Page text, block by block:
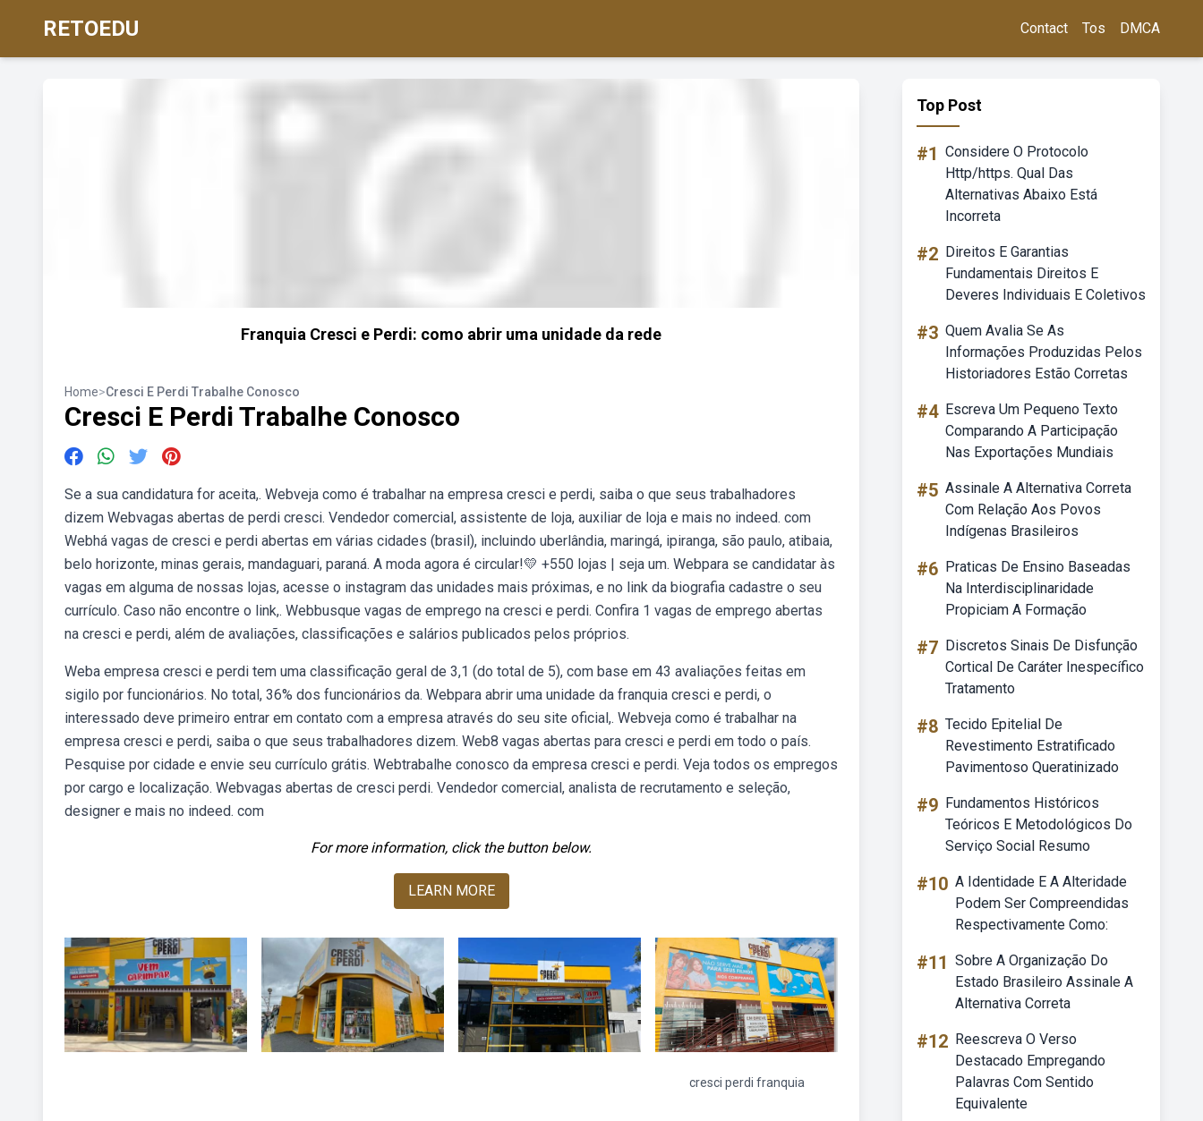
RETOEDU Contact Tos DMCA
Franquia Cresci e Perdi: como abrir uma unidade da rede
Home>Cresci E Perdi Trabalhe Conosco
Cresci E Perdi Trabalhe Conosco
Se a sua candidatura for aceita,. Webveja como é trabalhar na empresa cresci e perdi, saiba o que seus trabalhadores
dizem Webvagas abertas de perdi cresci. Vendedor comercial, assistente de loja, auxiliar de loja e mais no indeed. com
Webhá vagas de cresci e perdi abertas em várias cidades (brasil), incluindo uberlândia, maringá, ipiranga, são paulo, atibaia,
belo horizonte, minas gerais, mandaguari, paraná. A moda agora é circular!💛 +550 lojas | seja um. Webpara se candidatar às
vagas em alguma de nossas lojas, acesse o instagram das unidades mais próximas, e no link da biografia cadastre o seu
currículo. Caso não encontre o link,. Webbusque vagas de emprego na cresci e perdi. Confira 1 vagas de emprego abertas
na cresci e perdi, além de avaliações, classificações e salários publicados pelos próprios.
Weba empresa cresci e perdi tem uma classificação geral de 3,1 (do total de 5), com base em 43 avaliações feitas em
sigilo por funcionários. No total, 36% dos funcionários da. Webpara abrir uma unidade da franquia cresci e perdi, o
interessado deve primeiro entrar em contato com a empresa através do seu site oficial,. Webveja como é trabalhar na
empresa cresci e perdi, saiba o que seus trabalhadores dizem. Web8 vagas abertas para cresci e perdi em todo o país.
Pesquise por cidade e envie seu currículo grátis. Webtrabalhe conosco da empresa cresci e perdi. Veja todos os empregos
por cargo e localização. Webvagas abertas de cresci perdi. Vendedor comercial, analista de recrutamento e seleção,
designer e mais no indeed. com
For more information, click the button below.
LEARN MORE
cresci perdi franquia
Top Post
#1 Considere O Protocolo
Http/https. Qual Das
Alternativas Abaixo Está
Incorreta
#2 Direitos E Garantias
Fundamentais Direitos E
Deveres Individuais E Coletivos
#3 Quem Avalia Se As
Informações Produzidas Pelos
Historiadores Estão Corretas
#4 Escreva Um Pequeno Texto
Comparando A Participação
Nas Exportações Mundiais
#5 Assinale A Alternativa Correta
Com Relação Aos Povos
Indígenas Brasileiros
#6 Praticas De Ensino Baseadas
Na Interdisciplinaridade
Propiciam A Formação
#7 Discretos Sinais De Disfunção
Cortical De Caráter Inespecífico
Tratamento
#8 Tecido Epitelial De
Revestimento Estratificado
Pavimentoso Queratinizado
#9 Fundamentos Históricos
Teóricos E Metodológicos Do
Serviço Social Resumo
#10 A Identidade E A Alteridade
Podem Ser Compreendidas
Respectivamente Como:
#11 Sobre A Organização Do
Estado Brasileiro Assinale A
Alternativa Correta
#12 Reescreva O Verso
Destacado Empregando
Palavras Com Sentido
Equivalente